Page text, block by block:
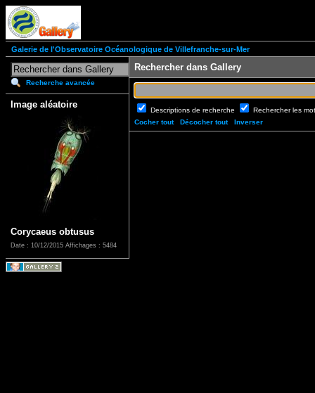
Galerie de l'Observatoire Océanologique de Villefranche-sur-Mer
Recherche avancée
Image aléatoire
Corycaeus obtusus
Date : 10/12/2015 Affichages : 5484
Rechercher dans Gallery
Descriptions de recherche
Rechercher les
Cocher tout
Décocher tout Inverser